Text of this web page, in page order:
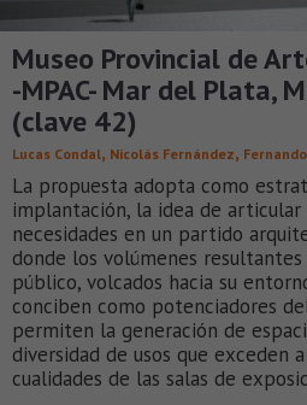
Museo Provincial de
-MPAC- Mar del Plata,
(clave 42)
Lucas Condal, Nicolás Fernández,
La propuesta adopta como
implantación, la idea de
necesidades en un partido
donde los volúmenes
público, volcados hacia su
conciben como potenciadores
permiten la generación de
diversidad de usos que exceden
cualidades de las salas de